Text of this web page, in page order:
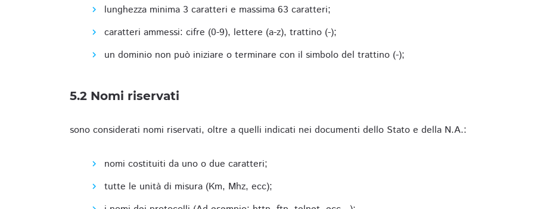
lunghezza minima 3 caratteri e massima 63 caratteri;
caratteri ammessi: cifre (0-9), lettere (a-z), trattino (-);
un dominio non può iniziare o terminare con il simbolo del trattino (-);
5.2 Nomi riservati
sono considerati nomi riservati, oltre a quelli indicati nei documenti dello Stato e della N.A.:
nomi costituiti da uno o due caratteri;
tutte le unità di misura (Km, Mhz, ecc);